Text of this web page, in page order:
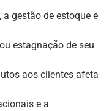
gestão de estoque e
estagnação de seu
aos clientes afeta
e a